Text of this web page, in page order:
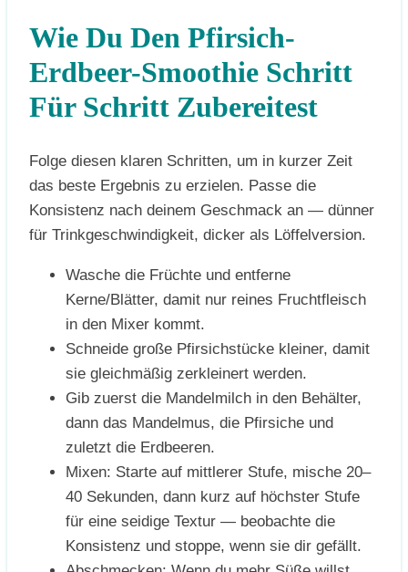
Wie Du Den Pfirsich-
Erdbeer-Smoothie Schritt
Für Schritt Zubereitest
Folge diesen klaren Schritten, um in kurzer Zeit
das beste Ergebnis zu erzielen. Passe die
Konsistenz nach deinem Geschmack an — dünner
für Trinkgeschwindigkeit, dicker als Löffelversion.
Wasche die Früchte und entferne
Kerne/Blätter, damit nur reines Fruchtfleisch
in den Mixer kommt.
Schneide große Pfirsichstücke kleiner, damit
sie gleichmäßig zerkleinert werden.
Gib zuerst die Mandelmilch in den Behälter,
dann das Mandelmus, die Pfirsiche und
zuletzt die Erdbeeren.
Mixen: Starte auf mittlerer Stufe, mische 20–
40 Sekunden, dann kurz auf höchster Stufe
für eine seidige Textur — beobachte die
Konsistenz und stoppe, wenn sie dir gefällt.